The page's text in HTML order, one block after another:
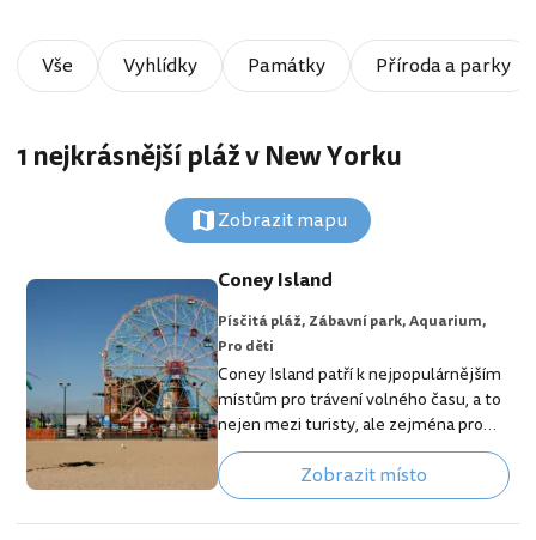
Vše Vyhlídky Památky Příroda a parky
1 nejkrásnější pláž v New Yorku
Zobrazit mapu
Coney Island
Písčitá pláž, Zábavní park,Aquarium,
Pro děti
Coney Island patří k nejpopulárnějším
místům pro trávení volného času, a to
nejen mezi turisty, ale zejména pro
Newyorčany. I když tuto oblast
najdete zcela mimo centrum města až
na jihu čtvrti Brooklyn, je velmi snadno
dostupná několika linkami metra. [btn
Zobrazit místo